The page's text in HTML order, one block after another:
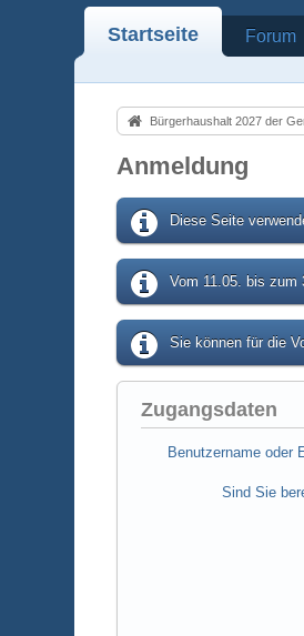
Startseite Forum
Bürgerhaushalt 2027 der
Anmeldung
Diese Seite
Vom 11.05. bis zum
Sie können für die
Zugangsdaten
Benutzername oder
Sind Sie